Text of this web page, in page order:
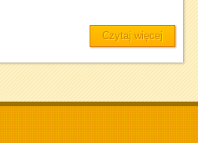
Czytaj więcej